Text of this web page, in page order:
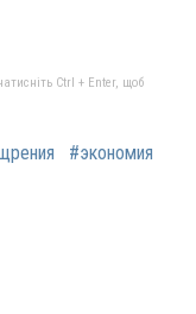
Ctrl + Enter, щоб
#экономия